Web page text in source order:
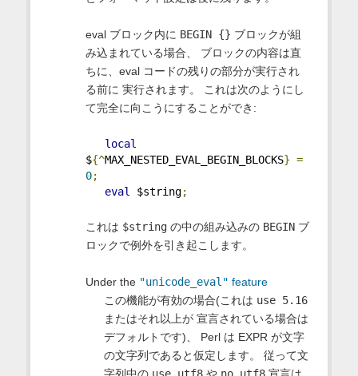
eval ブロック内に BEGIN {} ブロックが組
み込まれている場合、 ブロックの内容は直
ちに、eval コードの残りの部分が実行され
る前に 実行されます。 これは次のようにし
て完全に向こうにすることができ:
local
${^MAX_NESTED_EVAL_BEGIN_BLOCKS} =
0;
eval
$string;
これは $stringの中の組み込みの BEGINブ
ロックで例外を引き起こします。
Under the "unicode_eval" feature
この機能が有効の場合(これは use 5.16
またはそれ以上が 宣言されている場合は
デフォルトです)、 Perl は EXPR が文字
の文字列であると仮定します。 従って文
字列中の use utf8や no utf8宣言は